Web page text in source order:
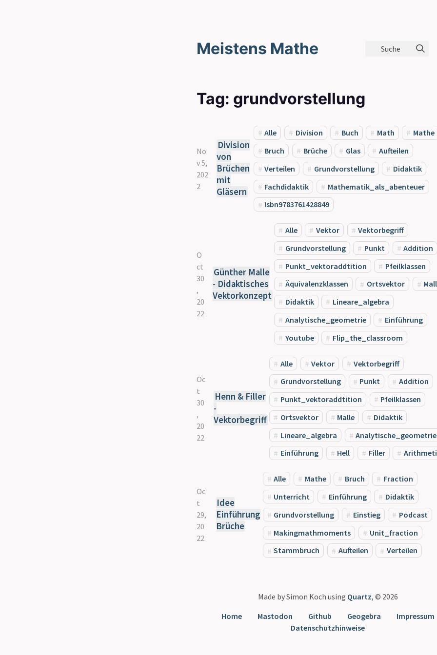
Meistens Mathe Suche
Tag: grundvorstellung
No
v 5,
202
2
Division
von
Brüchen
mit
Gläsern
Alle Division Buch Math
Mathe
Bruch
Brüche Glas
Aufteilen
Verteilen
Grundvorstellung
Didaktik
Fachdidaktik
Mathematik_als_abenteuer
Isbn9783761428849
O
ct
30
,
20
22
Günther Malle
- Didaktisches
Vektorkonzept
Alle Vektor
Vektorbegriff
Grundvorstellung
Punkt
Addition
Punkt_vektoraddtition
Pfeilklassen
Äquivalenzklassen
Ortsvektor
Didaktik
Lineare_algebra
Analytische_geometrie
Einführung
Youtube
Flip_the_classroom
Oc
t
30
,
20
22
Henn & Filler
-
Vektorbegriff
Alle Vektor
Vektorbegriff
Grundvorstellung
Punkt
Addition
Punkt_vektoraddtition
Pfeilklassen
Ortsvektor
Malle
Didaktik
Lineare_algebra
Analytische_geometrie
Einführung
Hell Filler
Oc
t
29,
20
22
Idee
Einführung
Brüche
Alle Mathe Bruch
Fraction
Unterricht
Einführung
Didaktik
Grundvorstellung
Einstieg
Podcast
Makingmathmoments
Unit_fraction
Stammbruch
Aufteilen Verteilen
Made by Simon Koch using Quartz, © 2026
Home
Mastodon Github Geogebra
Impressum
Datenschutzhinweise